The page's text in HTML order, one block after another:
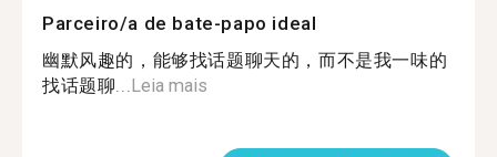
Parceiro/a de bate-papo ideal
幽默风趣的，能够找话题聊天的，而不是我一味的
找话题聊...Leia mais